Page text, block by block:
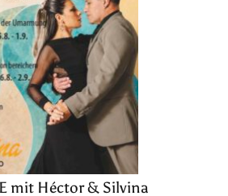
mit Héctor & Silvina